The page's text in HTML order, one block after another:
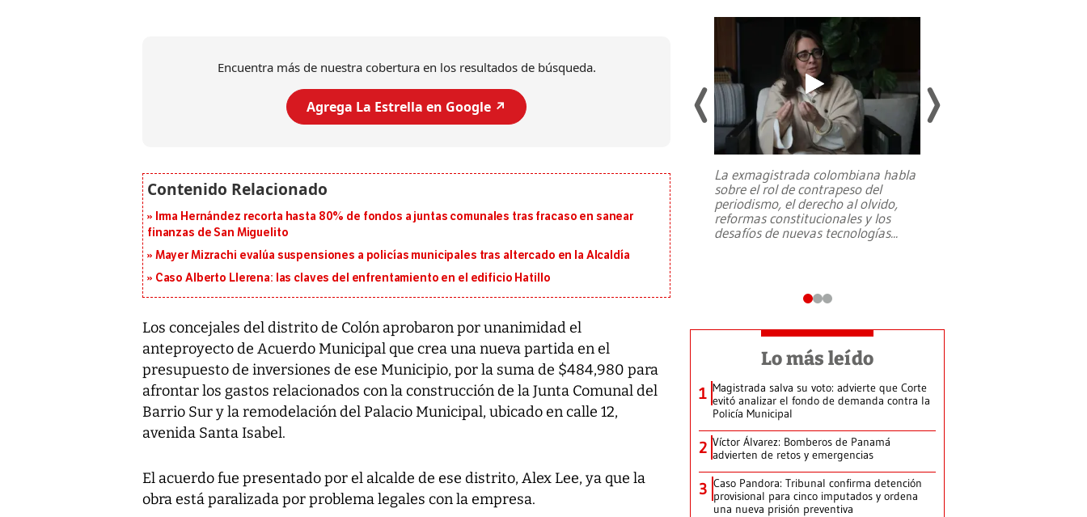
Encuentra más de nuestra cobertura en los resultados de búsqueda.
Agrega La Estrella en Google ↗️
Irma Hernández recorta hasta 80% de fondos a juntas comunales tras fracaso en sanear
finanzas de San Miguelito
Mayer Mizrachi evalúa suspensiones a policías municipales tras altercado en la Alcaldía
Caso Alberto Llerena: las claves del enfrentamiento en el edificio Hatillo
Los concejales del distrito de Colón aprobaron por unanimidad el
anteproyecto de Acuerdo Municipal que crea una nueva partida en el
presupuesto de inversiones de ese Municipio, por la suma de $484,980 para
afrontar los gastos relacionados con la construcción de la Junta Comunal del
Barrio Sur y la remodelación del Palacio Municipal, ubicado en calle 12,
avenida Santa Isabel.
El acuerdo fue presentado por el alcalde de ese distrito, Alex Lee, ya que la
obra está paralizada por problema legales con la empresa.
al sur de Japón, provocando una
La exmagistrada colombiana habla
sobre el rol de contrapeso del
periodismo, el derecho al olvido,
reformas constitucionales y los
desafíos de nuevas tecnologías...
Lo más leído
1 Magistrada salva su voto: advierte que Corte
evitó analizar el fondo de demanda contra la
Policía Municipal
2 Víctor Álvarez: Bomberos de Panamá
advierten de retos y emergencias
3 Caso Pandora: Tribunal confirma detención
provisional para cinco imputados y ordena
una nueva prisión preventiva